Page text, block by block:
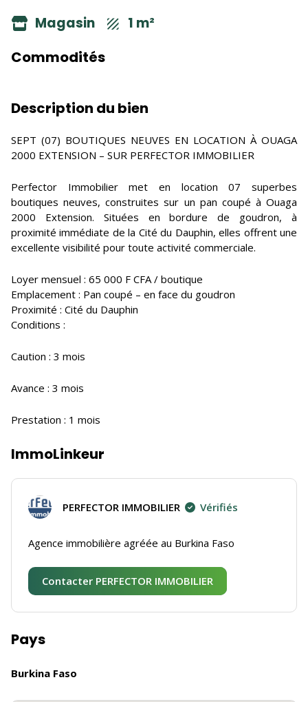
Magasin 1 m²
Commodités
Description du bien
SEPT (07) BOUTIQUES NEUVES EN LOCATION À OUAGA
2000 EXTENSION – SUR PERFECTOR IMMOBILIER
Perfector Immobilier met en location 07 superbes
boutiques neuves, construites sur un pan coupé à Ouaga
2000 Extension. Situées en bordure de goudron, à
proximité immédiate de la Cité du Dauphin, elles offrent une
excellente visibilité pour toute activité commerciale.
Loyer mensuel : 65 000 F CFA / boutique
Emplacement : Pan coupé – en face du goudron
Proximité : Cité du Dauphin
Conditions :
Caution : 3 mois
Avance : 3 mois
Prestation : 1 mois
ImmoLinkeur
PERFECTOR IMMOBILIER Vérifiés
Agence immobilière agréée au Burkina Faso
Contacter PERFECTOR IMMOBILIER
Pays
Burkina Faso